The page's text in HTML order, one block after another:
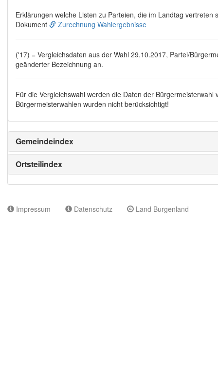
Erklärungen welche Listen zu Parteien, die im Landtag vertreten
Dokument
Zurechnung Wahlergebnisse
('17) = Vergleichsdaten aus der Wahl 29.10.2017, Partei/
geänderter Bezeichnung an.
Für die Vergleichswahl werden die Daten der Bürgermeisterwahl
Bürgermeisterwahlen wurden nicht berücksichtigt!
Gemeindeindex
Ortsteilindex
Impressum Datenschutz Land Burgenland